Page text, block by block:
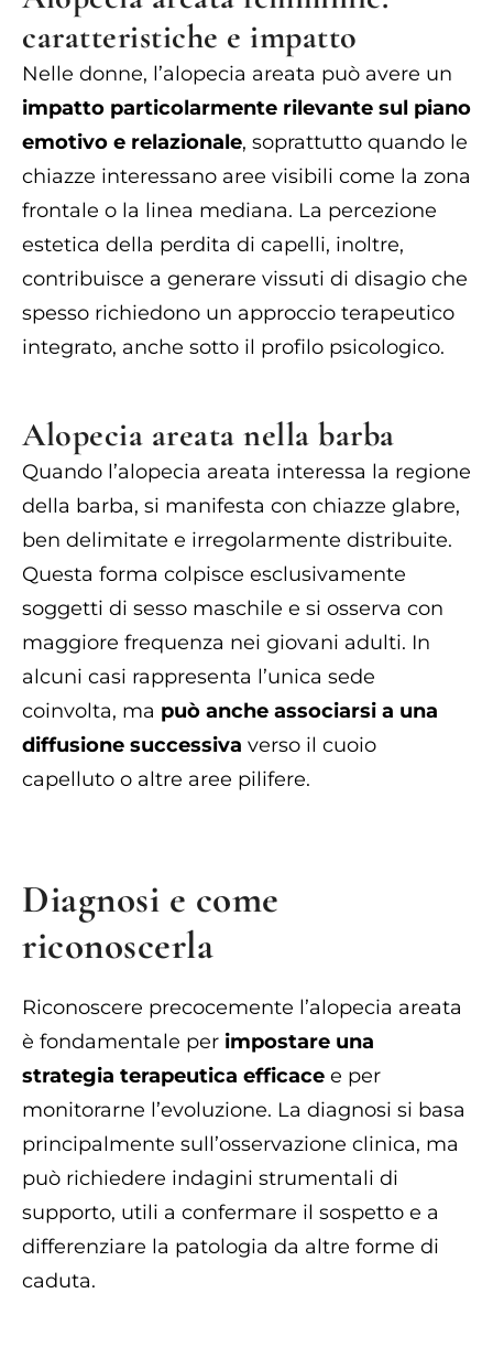
caratteristiche e impatto
Nelle donne, l’alopecia areata può avere un
impatto particolarmente rilevante sul piano
emotivo e relazionale, soprattutto quando le
chiazze interessano aree visibili come la zona
frontale o la linea mediana. La percezione
estetica della perdita di capelli, inoltre,
contribuisce a generare vissuti di disagio che
spesso richiedono un approccio terapeutico
integrato, anche sotto il profilo psicologico.
Alopecia areata nella barba
Quando l’alopecia areata interessa la regione
della barba, si manifesta con chiazze glabre,
ben delimitate e irregolarmente distribuite.
Questa forma colpisce esclusivamente
soggetti di sesso maschile e si osserva con
maggiore frequenza nei giovani adulti. In
alcuni casi rappresenta l’unica sede
coinvolta, ma può anche associarsi a una
diffusione successiva verso il cuoio
capelluto o altre aree pilifere.
Diagnosi e come
riconoscerla
Riconoscere precocemente l’alopecia areata
è fondamentale per impostare una
strategia terapeutica efficace e per
monitorarne l’evoluzione. La diagnosi si basa
principalmente sull’osservazione clinica, ma
può richiedere indagini strumentali di
supporto, utili a confermare il sospetto e a
differenziare la patologia da altre forme di
caduta.